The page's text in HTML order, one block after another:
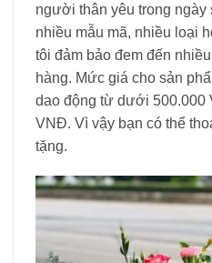
người thân yêu trong ngày
nhiều mẫu mã, nhiều loại
tôi đảm bảo đem đến
hàng. Mức giá cho sản
dao động từ dưới 500.000
VNĐ. Vì vậy bạn có thể
tặng.